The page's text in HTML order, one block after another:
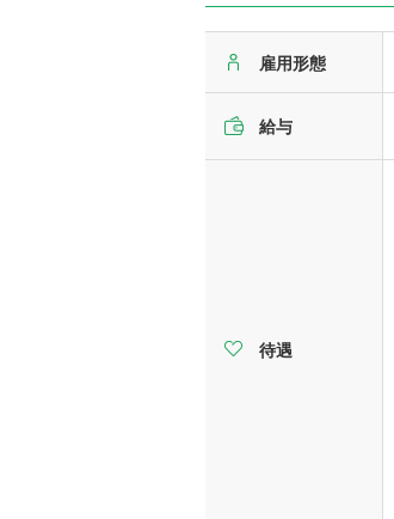
雇用形態
給与
待遇